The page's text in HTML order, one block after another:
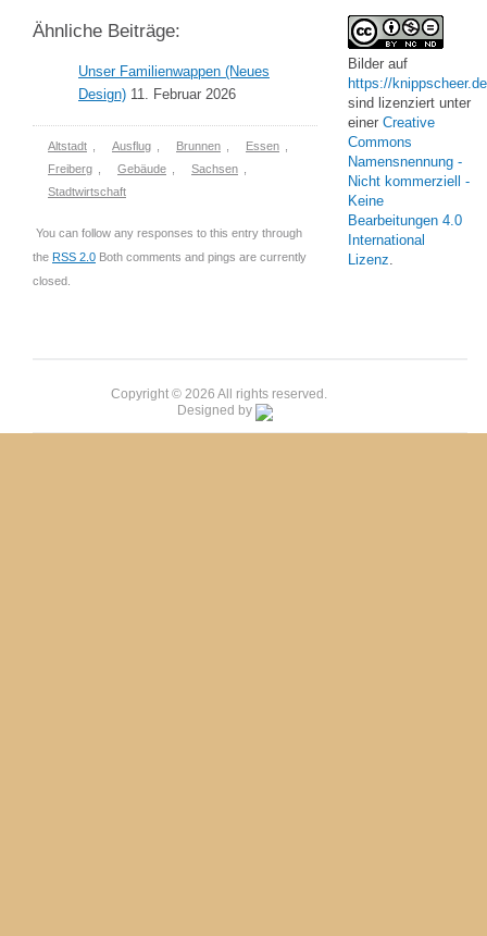
Ähnliche Beiträge:
Unser Familienwappen (Neues
Design) 11. Februar 2026
Altstadt Ausflug Brunnen Essen
Freiberg
Gebäude Sachsen
Stadtwirtschaft
You can follow any responses to this entry through
the RSS 2.0 Both comments and pings are currently
closed.
Bilder auf
https://knippscheer.de
sind lizenziert unter
einer Creative
Commons
Namensnennung -
Nicht kommerziell -
Keine
Bearbeitungen 4.0
International
Lizenz.
Copyright © 2026 All rights reserved.
Designed by